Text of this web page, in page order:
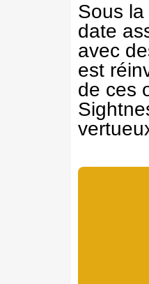
Sous
date
avec
est
de ces